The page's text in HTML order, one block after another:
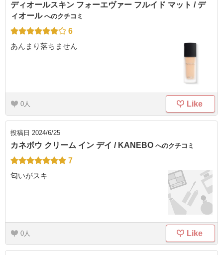
ディオールスキン フォーエヴァー フルイド マット / デ
ィオール へのクチコミ
6
あんまり落ちません
0 Like
投稿日 2024/6/25
カネボウ クリーム イン デイ / KANEBO へのクチコミ
7
匂いがスキ
0 Like